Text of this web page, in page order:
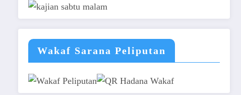
Wakaf Sarana Peliputan